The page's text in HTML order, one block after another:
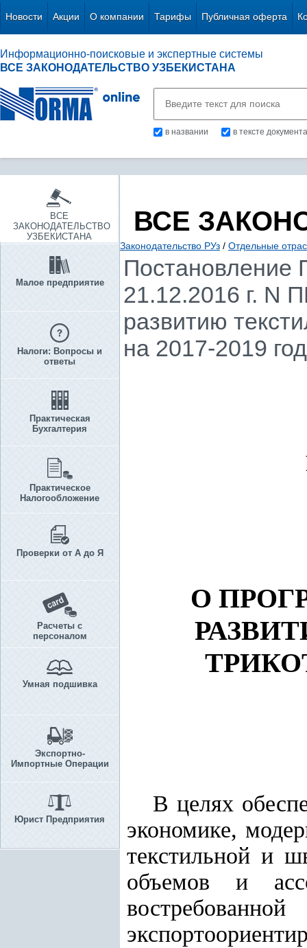
Новости Акции О компании Тарифы Публичная оферта
Информационно-поисковые и экспертные системы
ВСЕ ЗАКОНОДАТЕЛЬСТВО УЗБЕКИСТАНА
в названии в тексте документа
ВСЕ
ЗАКОНОДАТЕЛЬСТВО
УЗБЕКИСТАНА
Малое предприятие
Налоги: Вопросы и
ответы
Практическая
Бухгалтерия
Практическое
Налогообложение
Проверки от А до Я
Расчеты с
персоналом
Умная подшивка
Экспортно-
Импортные Операции
Юрист Предприятия
ВСЕ
Законодательство РУз / Отдельные
Постановление
21.12.2016 г. N
развитию
на 2017-2019
О
В целях
экономике,
текстильной и
объемов и